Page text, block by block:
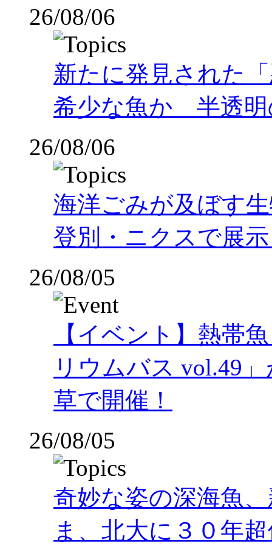
26/08/06
新たに発見された
希少な魚か 半透明
26/08/06
海洋ごみが及ぼす
登別・ニクスで展
26/08/05
【イベント】熱帯
リウムバス vol.49
草で開催！
26/08/05
奇妙な姿の深海魚
ま、北大に３０年